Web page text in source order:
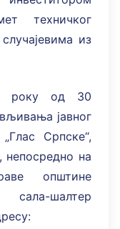
техничког
из
року од 30
јавног
Српске“,
непосредно на
општине
шалтер